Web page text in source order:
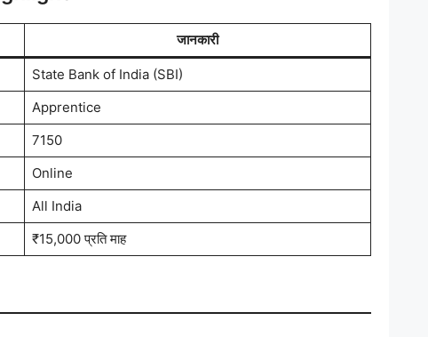
जानकारी
State Bank of India (SBI)
Apprentice
7150
Online
All India
₹15,000 प्रति माह